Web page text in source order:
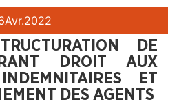
Avr.2022
DE
DROIT AUX
ET
DES AGENTS